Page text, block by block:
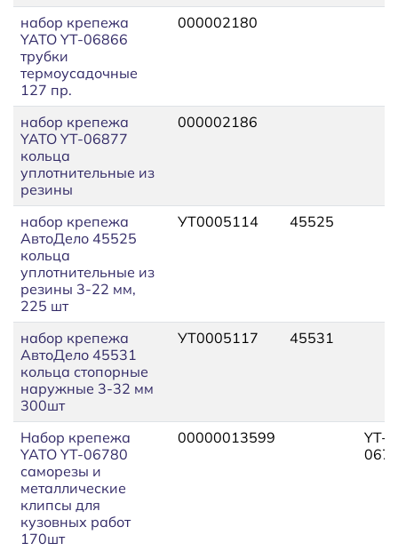
набор крепежа
YATO YT-06866
трубки
термоусадочные
127 пр.
000002180
набор крепежа
YATO YT-06877
кольца
уплотнительные из
резины
000002186
набор крепежа
АвтоДело 45525
кольца
уплотнительные из
резины 3-22 мм,
225 шт
УТ0005114 45525
набор крепежа
АвтоДело 45531
кольца стопорные
наружные 3-32 мм
300шт
УТ0005117 45531
Набор крепежа
YATO YT-06780
саморезы и
металлические
клипсы для
кузовных работ
170шт
00000013599
YT-